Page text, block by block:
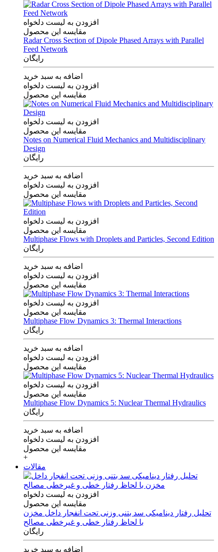
افزودن به لیست دلخواه
مقایسه این محصول
Radar Cross Section of Dipole Phased Arrays with Parallel
Feed Network
رایگان
اضافه به سبد خرید
افزودن به لیست دلخواه
مقایسه این محصول
افزودن به لیست دلخواه
مقایسه این محصول
Notes on Numerical Fluid Mechanics and Multidisciplinary
Design
رایگان
اضافه به سبد خرید
افزودن به لیست دلخواه
مقایسه این محصول
افزودن به لیست دلخواه
مقایسه این محصول
Multiphase Flows with Droplets and Particles, Second Edition
رایگان
اضافه به سبد خرید
افزودن به لیست دلخواه
مقایسه این محصول
افزودن به لیست دلخواه
مقایسه این محصول
Multiphase Flow Dynamics 3: Thermal Interactions
رایگان
اضافه به سبد خرید
افزودن به لیست دلخواه
مقایسه این محصول
افزودن به لیست دلخواه
مقایسه این محصول
Multiphase Flow Dynamics 5: Nuclear Thermal Hydraulics
رایگان
اضافه به سبد خرید
افزودن به لیست دلخواه
مقایسه این محصول
+
مقالات
افزودن به لیست دلخواه
مقایسه این محصول
تحلیل رفتار دینامیکی سد بتنی وزنی تحت انفجار داخل مخزن
با لحاظ رفتار خطی و غیرخطی مصالح
رایگان
اضافه به سبد خرید